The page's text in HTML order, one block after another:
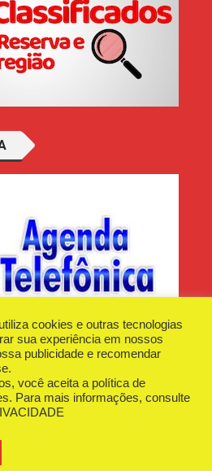
porPlugin Informática
- CNPJ - 42.509.198/0001-83
cookies e outras tecnologias
sua experiência em nossos
publicidade e recomendar
você aceita a política de
Para mais informações, consulte